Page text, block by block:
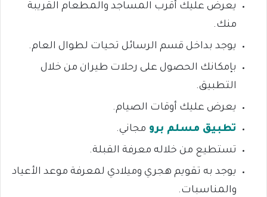
يعرض عليك أقرب المساجد والمطعام القريبة
منك.
يوجد بداخل قسم الرسائل تحيات لطوال العام.
بإمكانك الحصول على رحلات طيران من خلال
التطبيق.
يعرض عليك أوقات الصيام.
تطبيق مسلم برو مجاني.
تستطيع من خلاله معرفة القبلة.
يوجد به تقويم هجري وميلادي لمعرفة موعد الأعياد
والمناسبات.